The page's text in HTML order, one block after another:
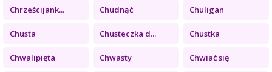
Chrześcijank... Chudnąć Chuligan
Chusta Chusteczka d... Chustka
Chwalipięta Chwasty Chwiać się